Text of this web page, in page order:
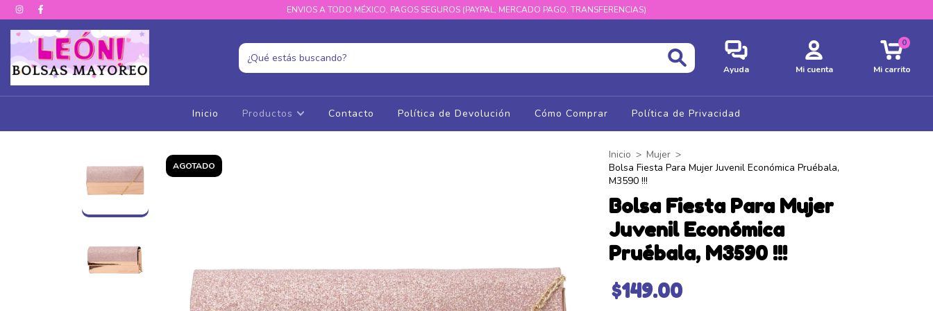
ENVIOS A TODO MÉXICO, PAGOS SEGUROS (PAYPAL, MERCADO PAGO, TRANSFERENCIAS)
Ayuda Mi cuenta Mi carrito
0
Inicio Productos Contacto Política de Devolución Cómo Comprar Política de Privacidad
AGOTADO
Inicio > Mujer >
Bolsa Fiesta Para Mujer Juvenil Económica Pruébala,
M3590 !!!
Bolsa Fiesta Para Mujer
Juvenil Económica
Pruébala, M3590 !!!
$149.00